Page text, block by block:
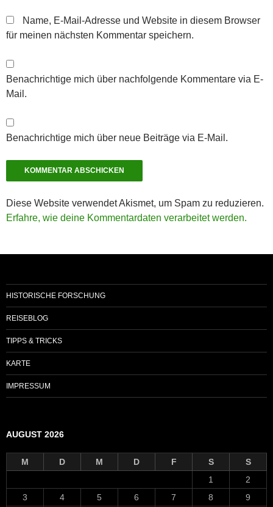
Name, E-Mail-Adresse und Website in diesem Browser
für meinen nächsten Kommentar speichern.
Benachrichtige mich über nachfolgende Kommentare via E-
Mail.
Benachrichtige mich über neue Beiträge via E-Mail.
Diese Website verwendet Akismet, um Spam zu reduzieren.
Erfahre, wie deine Kommentardaten verarbeitet werden.
HISTORISCHE FORSCHUNG
REISEBLOG
TIPPS & TRICKS
KARTE
IMPRESSUM
AUGUST 2026
M D M D F S
S
1
2
3
4 5 6 7 8
9